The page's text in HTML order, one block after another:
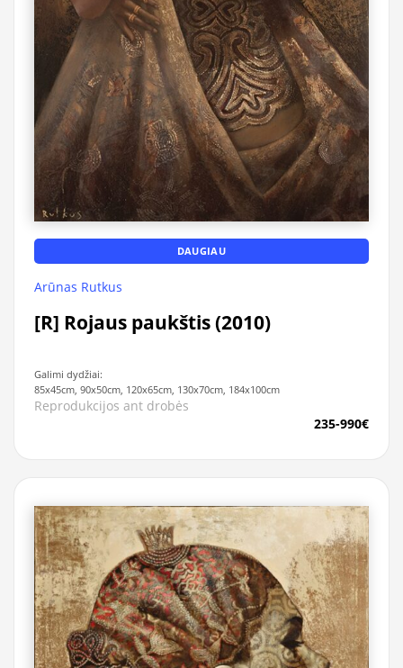
DAUGIAU
Arūnas Rutkus
[R] Rojaus paukštis (2010)
Galimi dydžiai:
85x45cm, 90x50cm, 120x65cm, 130x70cm, 184x100cm
Reprodukcijos ant drobės
235-990€